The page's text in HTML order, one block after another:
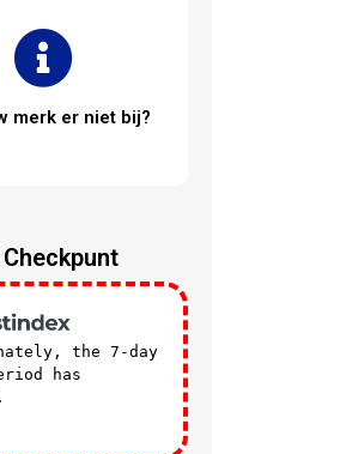
merk er niet bij?
Checkpunt
the 7-day
has